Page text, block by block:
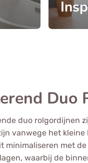
Duo
duo rolgordijnen
vanwege het
minimaliseren met
waarbij de